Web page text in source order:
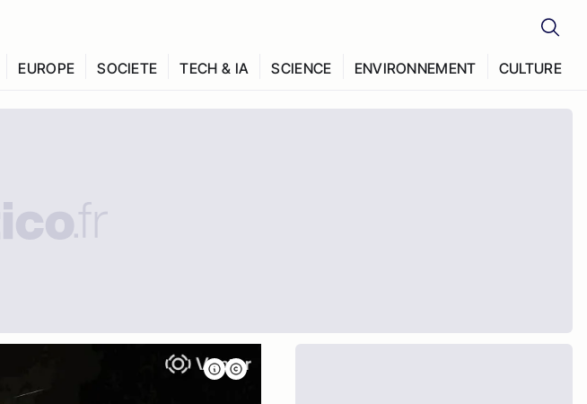
EUROPE SOCIETE TECH & IA SCIENCE ENVIRONNEMENT CULTURE